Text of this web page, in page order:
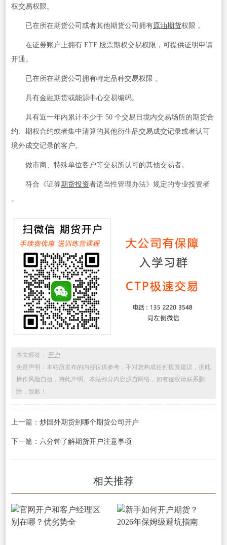
权交易权限。
已在所在期货公司或者其他期货公司拥有原油期货权限 。
在证券账户上拥有 ETF 股票期权交易权限，可提供证明申请
开通。
已在所在期货公司拥有特定品种交易权限 。
具有金融期货或能源中心交易编码。
具有近一年内累计不少于 50 个交易日境内交易场所的期货合
约、期权合约或者集中清算的其他衍生品交易成交记录或者认可
境外成交记录的客户。
做市商、特殊单位客户等交易所认可的其他交易者。
符合《证券期货投资者适当性管理办法》规定的专业投资者
。
本文标签： 开户
免责声明：本站所发布的内容仅供参考，不对您构成任何投资建议，据此
操作风险自担，特此声明。本站部分内容源自网络，如有侵权请联系删
除，致歉！
上一篇： 炒国外期货到哪个期货公司开户
下一篇： 六分钟了解期货开户注意事项
相关推荐